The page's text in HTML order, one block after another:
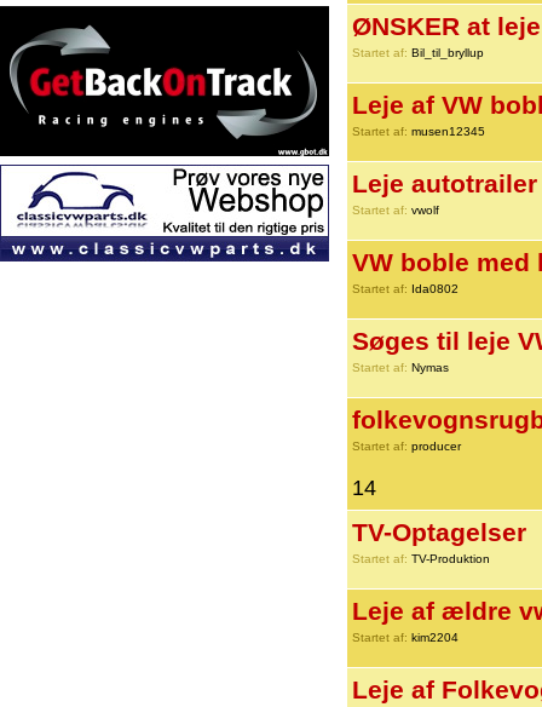
ØNSKER at
Startet af: Bil_til_bryllup
Leje af VW
Startet af: musen12345
Leje
Startet af: vwolf
VW boble
Startet af: Ida0802
Søges til leje
Startet af: Nymas
Startet af: producer
14
TV-Optagelser
Startet af: TV-Produktion
Leje af ældre
Startet af: kim2204
Leje af